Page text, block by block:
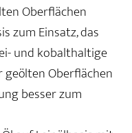
Oberflächen
zum Einsatz, das
und kobalthaltige
Oberflächen
besser zum